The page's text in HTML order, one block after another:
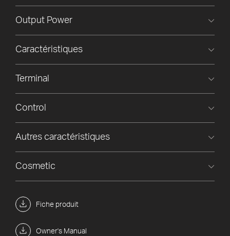
Fiche produit
Owner's Manual
Output Power
Caractéristiques
Terminal
Control
Autres caractéristiques
Cosmetic